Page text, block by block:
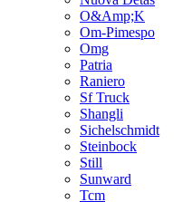
O&Amp;K
Om-Pimespo
Omg
Patria
Raniero
Sf Truck
Shangli
Sichelschmidt
Steinbock
Still
Sunward
Tcm